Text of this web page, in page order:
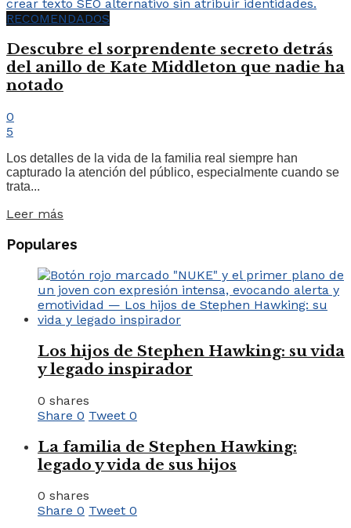
RECOMENDADOS
Descubre el sorprendente secreto detrás
del anillo de Kate Middleton que nadie ha
notado
0
5
Los detalles de la vida de la familia real siempre han
capturado la atención del público, especialmente cuando se
trata...
Leer más
Populares
Los hijos de Stephen Hawking: su vida
y legado inspirador
0 shares
Share 0 Tweet 0
La familia de Stephen Hawking:
legado y vida de sus hijos
0 shares
Share 0 Tweet 0